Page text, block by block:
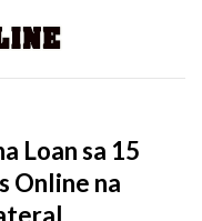
Loan sa 15
Online na